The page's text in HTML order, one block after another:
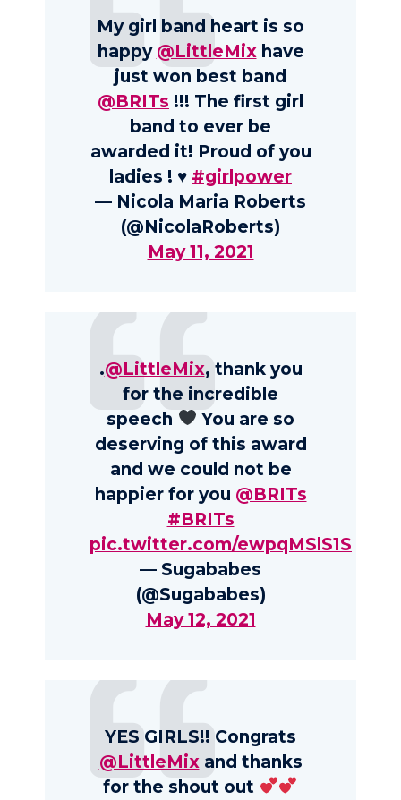
My girl band heart is so
happy @LittleMixhave
just won best band
@BRITs !!! The first girl
band to ever be
awarded it! Proud of you
ladies ! ♥️ #girlpower
— Nicola Maria Roberts
(@NicolaRoberts)
May 11, 2021
.@LittleMix, thank you
for the incredible
speech
You are so
deserving of this award
and we could not be
happier for you @BRITs
#BRITs
pic.twitter.com/ewpqMSlS1S
— Sugababes
(@Sugababes)
May 12, 2021
YES GIRLS!! Congrats
@LittleMixand thanks
for the shout out